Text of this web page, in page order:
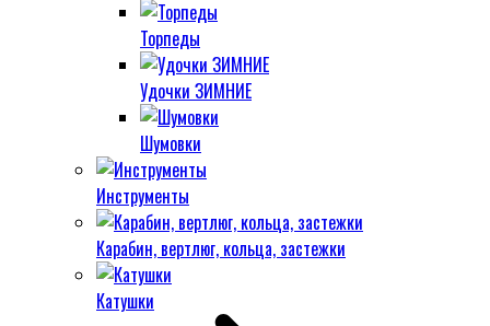
Торпеды
Удочки ЗИМНИЕ
Шумовки
Инструменты
Карабин, вертлюг, кольца, застежки
Катушки